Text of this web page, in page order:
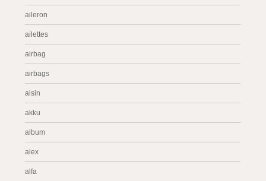
aileron
ailettes
airbag
airbags
aisin
akku
album
alex
alfa